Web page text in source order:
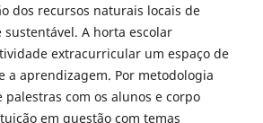
dos recursos naturais locais de
A horta escolar
extracurricular um espaço de
a aprendizagem. Por metodologia
com os alunos e corpo
em questão com temas